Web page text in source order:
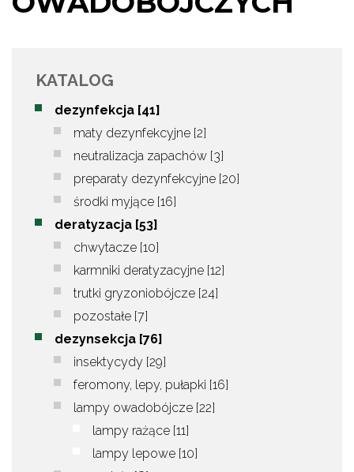
KATALOG
dezynfekcja [41]
maty dezynfekcyjne [2]
neutralizacja zapachów [3]
preparaty dezynfekcyjne [20]
środki myjące [16]
deratyzacja [53]
chwytacze [10]
karmniki deratyzacyjne [12]
trutki gryzoniobójcze [24]
pozostałe [7]
dezynsekcja [76]
insektycydy [29]
feromony, lepy, pułapki [16]
lampy owadobójcze [22]
lampy rażące [11]
lampy lepowe [10]